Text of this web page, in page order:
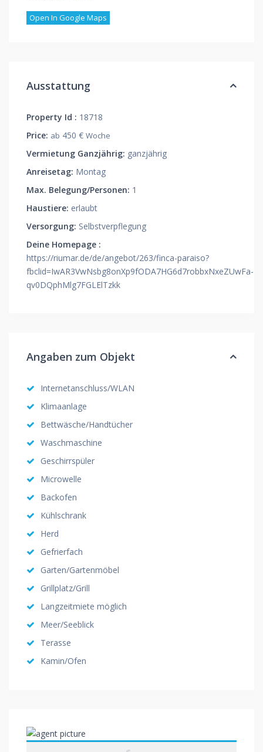
Open In Google Maps
Ausstattung
Property Id : 18718
Price: ab 450 € Woche
Vermietung Ganzjährig: ganzjährig
Anreisetag: Montag
Max. Belegung/Personen: 1
Haustiere: erlaubt
Versorgung: Selbstverpflegung
Deine Homepage :
https://riumar.de/de/angebot/263/finca-paraiso?
fbclid=IwAR3VwNsbg8onXp9fODA7HG6d7robbxNxeZUwFa-
qv0DQphMlg7FGLElTzkk
Angaben zum Objekt
Internetanschluss/WLAN
Klimaanlage
Bettwäsche/Handtücher
Waschmaschine
Geschirrspüler
Microwelle
Backofen
Kühlschrank
Herd
Gefrierfach
Garten/Gartenmöbel
Grillplatz/Grill
Langzeitmiete möglich
Meer/Seeblick
Terasse
Kamin/Ofen